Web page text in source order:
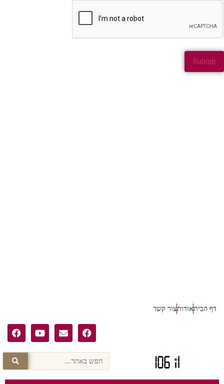
דף הביתאודותצור קשר